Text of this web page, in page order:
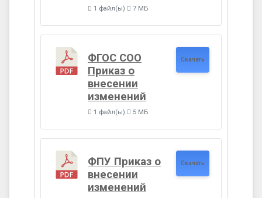
1 файл(ы) 7 МБ
ФГОС СОО
Приказ о
внесении
изменений
1 файл(ы) 5 МБ
Скачать
ФПУ Приказ о
внесении
изменений
Скачать